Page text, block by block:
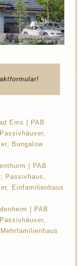
Ems | PAB
Bungalow
| PAB
Passivhaus,
Einfamilienhaus
| PAB